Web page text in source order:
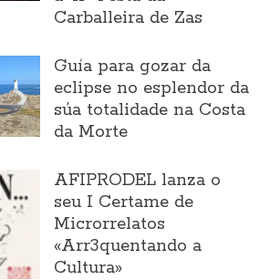
Carballeira de Zas
Guía para gozar da
eclipse no esplendor da
súa totalidade na Costa
da Morte
AFIPRODEL lanza o
seu I Certame de
Microrrelatos
«Arr3quentando a
Cultura»